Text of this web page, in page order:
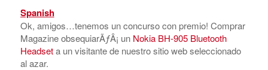
Spanish
Ok, amigos…tenemos un concurso con premio! Comprar
Magazine obsequiarÃƒÂ¡ un Nokia BH-905 Bluetooth
Headseta un visitante de nuestro sitio web seleccionado
al azar.